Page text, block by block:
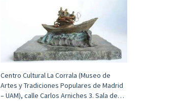
Centro Cultural La Corrala (Museo de
Artes y Tradiciones Populares de Madrid
– UAM), calle Carlos Arniches 3. Sala de…